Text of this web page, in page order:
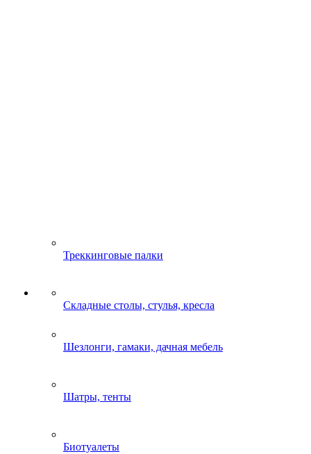
Треккинговые палки
Складные столы, стулья, кресла
Шезлонги, гамаки, дачная мебель
Шатры, тенты
Биотуалеты